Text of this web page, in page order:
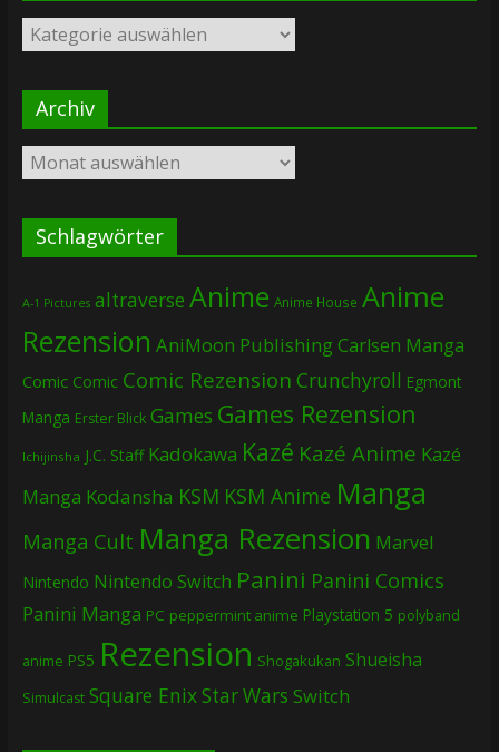
Kategorien
Archiv
Archiv
Schlagwörter
A-1 Pictures altraverse Anime Anime House Anime
Rezension AniMoon PublishingCarlsen Manga
Comic Comic Comic Rezension Crunchyroll Egmont
Manga Erster Blick Games Games Rezension
Ichijinsha J.C. Staff Kadokawa Kazé Kazé Anime Kazé
Manga Kodansha KSM KSM Anime Manga
Manga Cult Manga Rezension Marvel
Nintendo Nintendo Switch Panini Panini Comics
Panini Manga PC peppermint anime Playstation 5 polyband
anime PS5 Rezension Shogakukan Shueisha
Simulcast Square EnixStar Wars Switch